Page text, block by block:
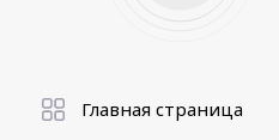
Главная страница